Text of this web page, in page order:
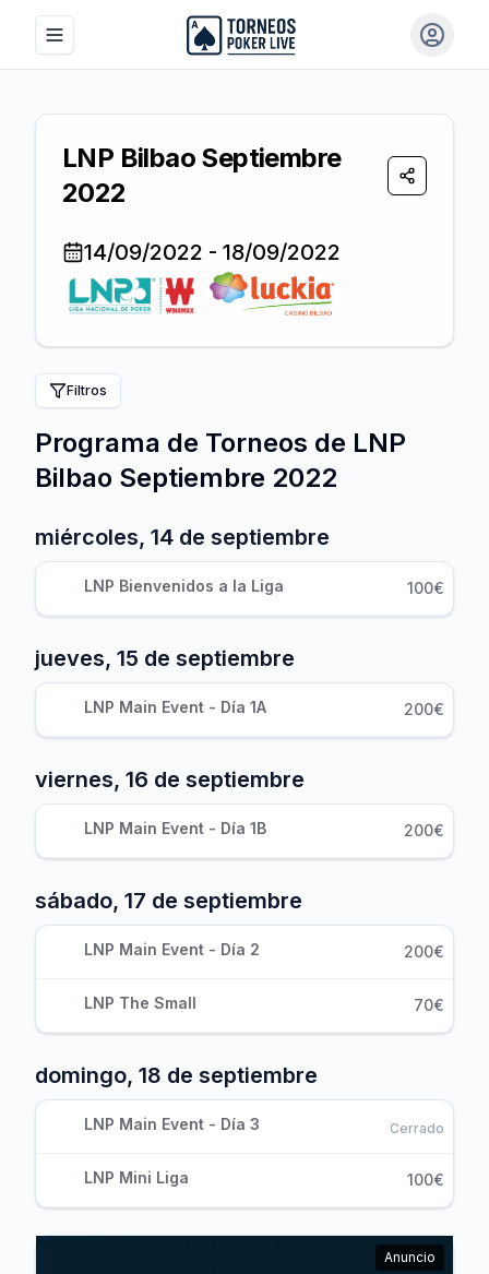
Toggle navigation menu Iniciar
LNP Bilbao Septiembre
2022
Compartir
14/09/2022 - 18/09/2022
Filtros
Programa de Torneos de LNP
Bilbao Septiembre 2022
miércoles, 14 de septiembre
LNP Bienvenidos a la Liga 100€
jueves, 15 de septiembre
LNP Main Event - Día 1A 200€
viernes, 16 de septiembre
LNP Main Event - Día 1B 200€
sábado, 17 de septiembre
LNP Main Event - Día 2 200€
LNP The Small 70€
domingo, 18 de septiembre
LNP Main Event - Día 3 Cerrado
LNP Mini Liga 100€
Anuncio